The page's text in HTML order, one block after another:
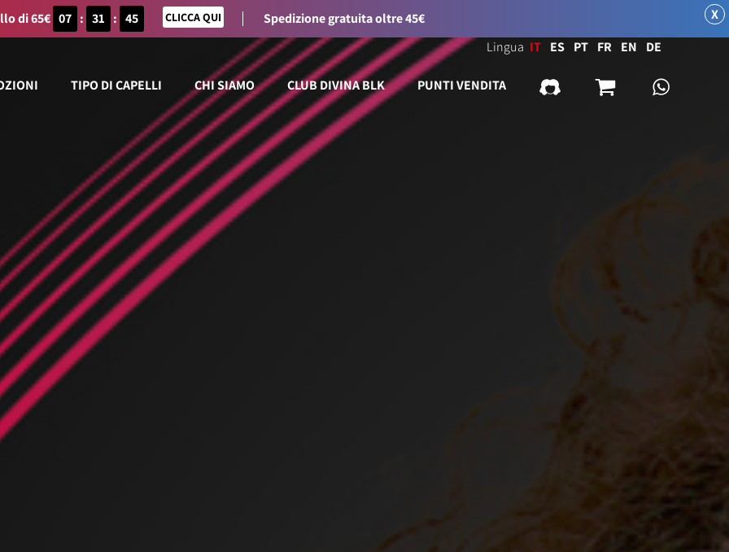
di 65€ 07 : 31 : 45 CLICCA QUI Spedizione gratuita oltre 45€ X
TIPO DI CAPELLI CHI SIAMO CLUB DIVINA BLK PUNTI VENDITA
Lingua IT ES PT FR EN DE